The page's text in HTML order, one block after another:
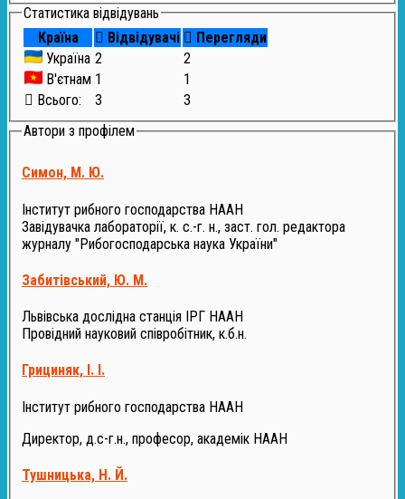
Статистика відвідувань
Країна
Відвідувачі
Перегляди
Україна 2
2
В'єтнам 1
1
Всього:
3
3
Автори з профілем
Симон, М. Ю.
Інститут рибного господарства НААН
Завідувачка лабораторії, к. с.-г. н., заст. гол. редактора
журналу "Рибогосподарська наука України"
Забитівський, Ю. М.
Львівська дослідна станція ІРГ НААН
Провідний науковий співробітник, к.б.н.
Грициняк, І. І.
Інститут рибного господарства НААН
Директор, д.с-г.н., професор, академік НААН
Тушницька, Н. Й.